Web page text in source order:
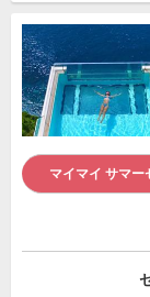
マイマイ サマ